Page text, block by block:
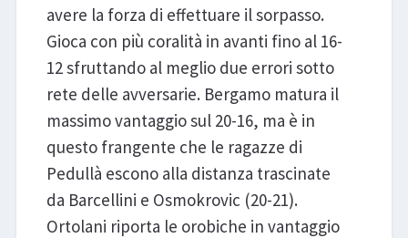
avere la forza di effettuare il sorpasso.
Gioca con più coralità in avanti fino al 16-
12 sfruttando al meglio due errori sotto
rete delle avversarie. Bergamo matura il
massimo vantaggio sul 20-16, ma è in
questo frangente che le ragazze di
Pedullà escono alla distanza trascinate
da Barcellini e Osmokrovic (20-21).
Ortolani riporta le orobiche in vantaggio